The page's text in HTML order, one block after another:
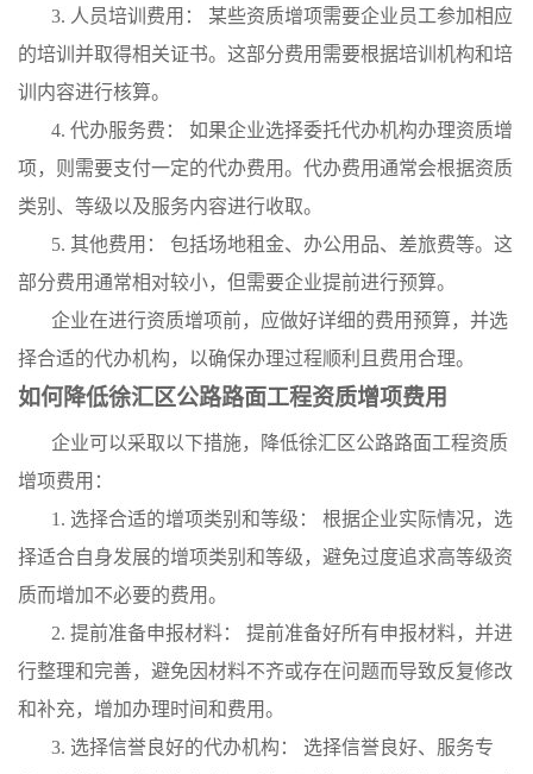
3. 人员培训费用： 某些资质增项需要企业员工参加相应
的培训并取得相关证书。这部分费用需要根据培训机构和培
训内容进行核算。
4. 代办服务费： 如果企业选择委托代办机构办理资质增
项，则需要支付一定的代办费用。代办费用通常会根据资质
类别、等级以及服务内容进行收取。
5. 其他费用： 包括场地租金、办公用品、差旅费等。这
部分费用通常相对较小，但需要企业提前进行预算。
企业在进行资质增项前，应做好详细的费用预算，并选
择合适的代办机构，以确保办理过程顺利且费用合理。
如何降低徐汇区公路路面工程资质增项费用
企业可以采取以下措施，降低徐汇区公路路面工程资质
增项费用：
1. 选择合适的增项类别和等级： 根据企业实际情况，选
择适合自身发展的增项类别和等级，避免过度追求高等级资
质而增加不必要的费用。
2. 提前准备申报材料： 提前准备好所有申报材料，并进
行整理和完善，避免因材料不齐或存在问题而导致反复修改
和补充，增加办理时间和费用。
3. 选择信誉良好的代办机构： 选择信誉良好、服务专